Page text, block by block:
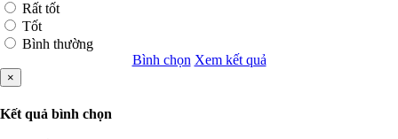
Rất tốt
Tốt
Bình thường
Bình chọn Xem kết quả
×
Kết quả bình chọn